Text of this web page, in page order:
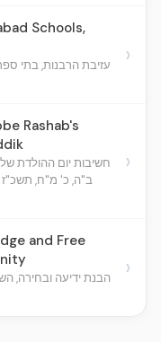
Schools,
עזיבת הרבנות, בתי
›
Rashab's
חשיבות יום ההולדת
ב"ה, כ' מ"ח, תשכ"ז
›
and Free
הבנת ידיעה ובחירה,
›